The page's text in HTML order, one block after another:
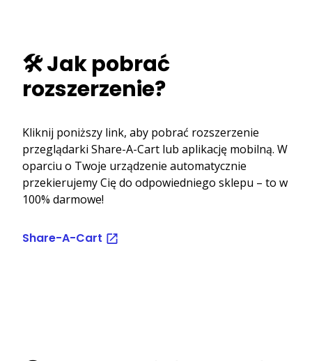
🛠️ Jak pobrać
rozszerzenie?
Kliknij poniższy link, aby pobrać rozszerzenie
przeglądarki Share-A-Cart lub aplikację mobilną. W
oparciu o Twoje urządzenie automatycznie
przekierujemy Cię do odpowiedniego sklepu – to w
100% darmowe!
Share-A-Cart